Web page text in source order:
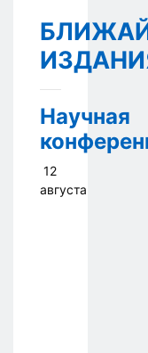
Научная
12
августа